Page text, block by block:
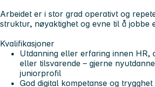
Arbeidet er i stor grad operativt og
struktur, nøyaktighet og evne til å jobbe
Kvalifikasjoner
Utdanning eller erfaring innen HR,
eller tilsvarende – gjerne
juniorprofil
God digital kompetanse og